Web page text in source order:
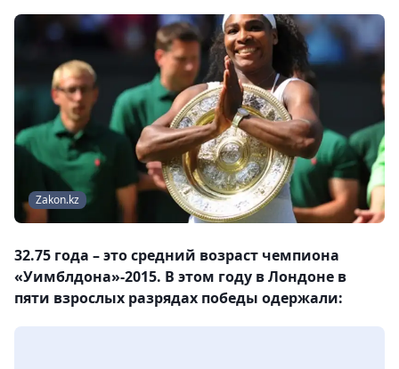
Zakon.kz
32.75 года – это средний возраст чемпиона
«Уимблдона»-2015. В этом году в Лондоне в
пяти взрослых разрядах победы одержали: